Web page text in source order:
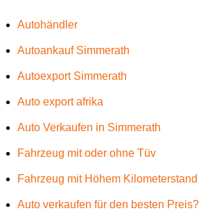
Autohändler
Autoankauf Simmerath
Autoexport Simmerath
Auto export afrika
Auto Verkaufen in Simmerath
Fahrzeug mit oder ohne Tüv
Fahrzeug mit Höhem Kilometerstand
Auto verkaufen für den besten Preis?